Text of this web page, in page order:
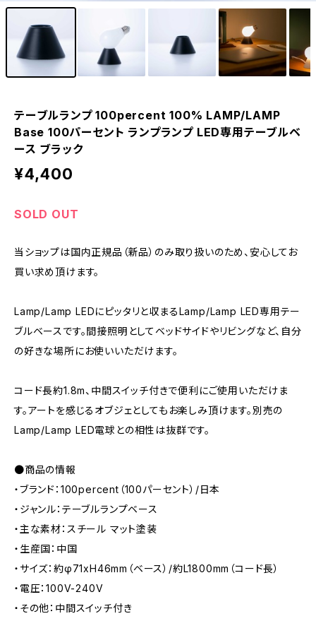
テーブルランプ 100percent 100% LAMP/LAMP
Base 100パーセント ランプランプ LED専用テーブルベ
ース ブラック
¥4,400
SOLD OUT
当ショップは国内正規品（新品）のみ取り扱いのため、安心してお
買い求め頂けます。
Lamp/Lamp LEDにピッタリと収まるLamp/Lamp LED専用テー
ブルベースです。間接照明としてベッドサイドやリビングなど、自分
の好きな場所にお使いいただけます。
コード長約1.8m、中間スイッチ付きで便利にご使用いただけま
す。アートを感じるオブジェとしてもお楽しみ頂けます。別売の
Lamp/Lamp LED電球との相性は抜群です。
●商品の情報
・ブランド：100percent（100パーセント）/日本
・ジャンル：テーブルランプベース
・主な素材：スチール マット塗装
・生産国：中国
・サイズ：約φ71xH46mm（ベース）/約L1800mm（コード長）
・電圧：100V-240V
・その他：中間スイッチ付き